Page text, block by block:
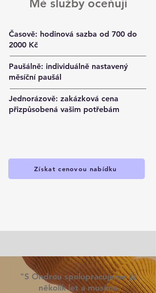
Mé služby oceňuji
Časově: hodinová sazba od 700 do
2000 Kč
Paušálně: individuálně nastavený
měsíční paušál
Jednorázově: zakázková cena
přizpůsobená vašim potřebám
Získat cenovou nabídku
"S Ondrou spolupracujeme již
několik let a musíme